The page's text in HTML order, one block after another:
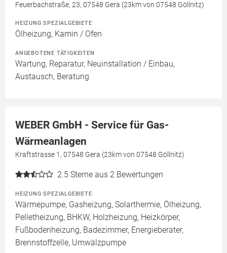
Feuerbachstraße, 23, 07548 Gera (23km von 07548 Göllnitz)
HEIZUNG SPEZIALGEBIETE
Ölheizung, Kamin / Ofen
ANGEBOTENE TÄTIGKEITEN
Wartung, Reparatur, Neuinstallation / Einbau,
Austausch, Beratung
WEBER GmbH - Service für Gas-
Wärmeanlagen
Kraftstrasse 1, 07548 Gera (23km von 07548 Göllnitz)
2.5 Sterne aus 2 Bewertungen
HEIZUNG SPEZIALGEBIETE
Wärmepumpe, Gasheizung, Solarthermie, Ölheizung,
Pelletheizung, BHKW, Holzheizung, Heizkörper,
Fußbodenheizung, Badezimmer, Energieberater,
Brennstoffzelle, Umwälzpumpe